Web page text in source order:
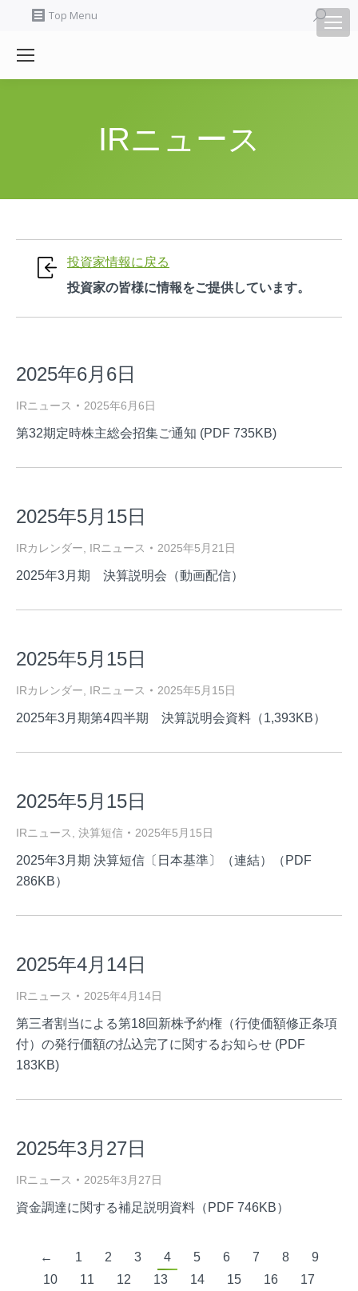
Top Menu Search:
IRニュース
投資家情報に戻る
投資家の皆様に情報をご提供しています。
2025年6月6日
IRニュース 2025年6月6日
第32期定時株主総会招集ご通知 (PDF 735KB)
2025年5月15日
IRカレンダー IRニュース 2025年5月21日
2025年3月期 決算説明会（動画配信）
2025年5月15日
IRカレンダー IRニュース 2025年5月15日
2025年3月期第4四半期 決算説明会資料（1,393KB）
2025年5月15日
IRニュース 決算短信 2025年5月15日
2025年3月期 決算短信〔日本基準〕（連結）（PDF
286KB）
2025年4月14日
IRニュース 2025年4月14日
第三者割当による第18回新株予約権（行使価額修正条項
付）の発行価額の払込完了に関するお知らせ (PDF
183KB)
2025年3月27日
IRニュース 2025年3月27日
資金調達に関する補足説明資料（PDF 746KB）
← 1 2 3 4 5 6 7 8
9
10
11 12 13 14 15 16
17